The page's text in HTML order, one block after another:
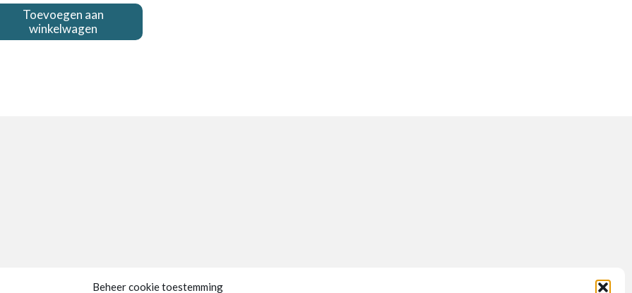
Beheer cookie toestemming
Toevoegen aan
winkelwagen